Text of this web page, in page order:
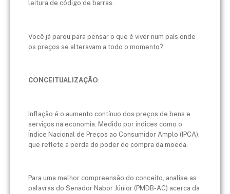
leitura de código de barras.
Você já parou para pensar o que é viver num país onde
os preços se alteravam a todo o momento?
CONCEITUALIZAÇÃO:
Inflação é o aumento contínuo dos preços de bens e
serviços na economia. Medido por índices como o
Índice Nacional de Preços ao Consumidor Amplo (IPCA),
que reflete a perda do poder de compra da moeda.
Para uma melhor compreensão do conceito, analise as
palavras do Senador Nabor Júnior (PMDB-AC) acerca da